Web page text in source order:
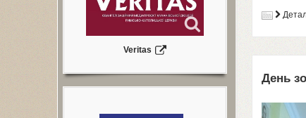
Veritas
День